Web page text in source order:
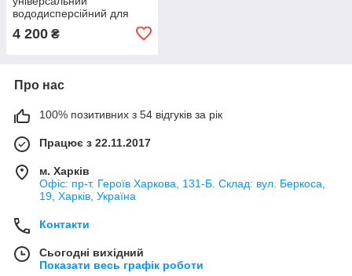
вододисперсійний для
покриттів, 14 кг
4 200 ₴
Про нас
100% позитивних з 54 відгуків за рік
Працює з 22.11.2017
м. Харків
Офіс: пр-т. Героїв Харкова, 131-Б. Склад: вул. Беркоса,
19, Харків, Україна
Контакти
Сьогодні вихідний
Показати весь графік роботи